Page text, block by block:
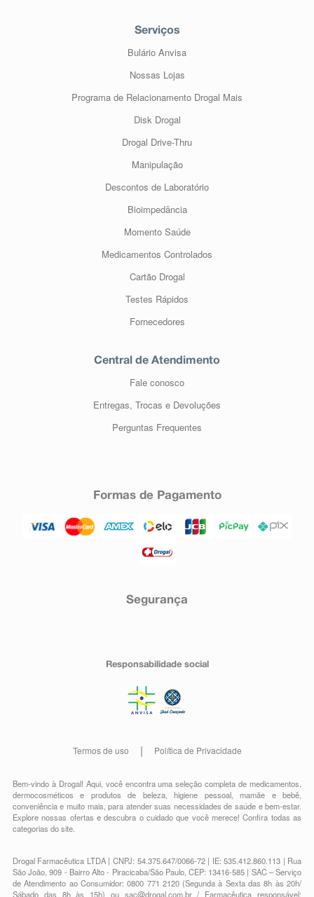
Serviços
Bulário Anvisa
Nossas Lojas
Programa de Relacionamento Drogal Mais
Disk Drogal
Drogal Drive-Thru
Manipulação
Descontos de Laboratório
Bioimpedância
Momento Saúde
Medicamentos Controlados
Cartão Drogal
Testes Rápidos
Fornecedores
Central de Atendimento
Fale conosco
Entregas, Trocas e Devoluções
Perguntas Frequentes
Formas de Pagamento
Segurança
Responsabilidade social
Termos de uso Política de Privacidade
Bem-vindo à Drogal! Aqui, você encontra uma seleção completa demedicamentos
dermocosméticos e produtos de beleza,higiene pessoal,mamãe e bebê
conveniênciae muito mais, para atender suas necessidades de saúde e bem-estar.
Explore nossas ofertas e descubra o cuidado que você merece!Confira todas as
categorias do site.
Drogal Farmacêutica LTDA | CNPJ: 54.375.647/0066-72 | IE: 535.412.860.113 | Rua
São João, 909 - Bairro Alto - Piracicaba/São Paulo, CEP: 13416-585 | SAC – Serviço
de Atendimento ao Consumidor: 0800 771 2120 (Segunda à Sexta das 8h às 20h/
Sábado das 8h às 15h) ou sac@drogal.com.br/ Farmacêutica responsável: